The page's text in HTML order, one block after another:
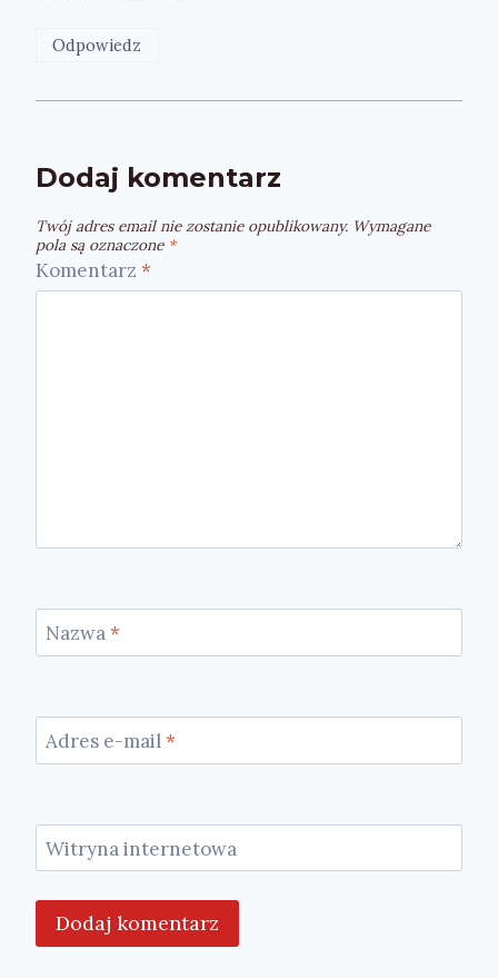
Odpowiedz
Dodaj komentarz
Twój adres email nie zostanie opublikowany. Wymagane
pola są oznaczone *
Komentarz *
Nazwa*
Adres e-mail*
Witryna internetowa